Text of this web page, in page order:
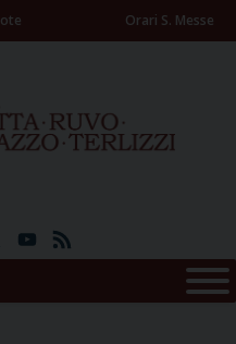
Orari S. Messe
YouTube